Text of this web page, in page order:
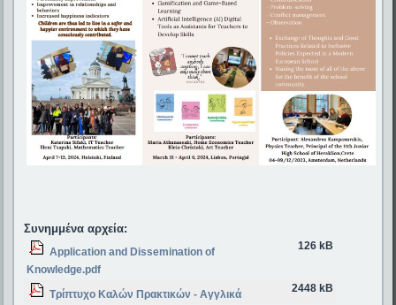
Συνημμένα αρχεία:
Application and Dissemination of
Knowledge.pdf
126 kB
Τρίπτυχο Καλών Πρακτικών - Αγγλικά
2448 kB